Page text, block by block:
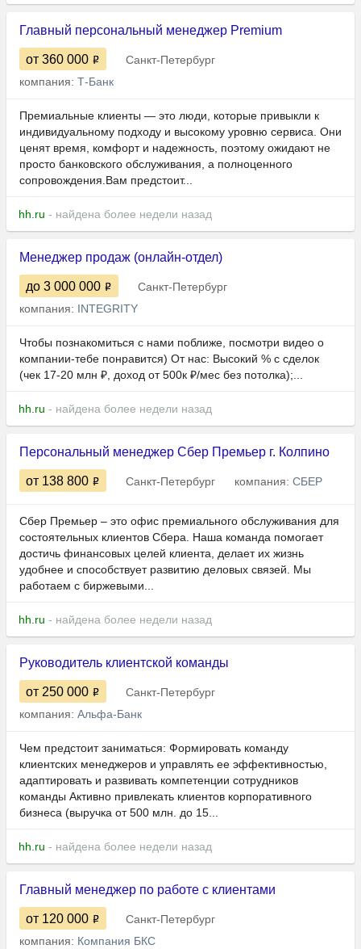
Главный персональный менеджер Premium
от 360 000
Санкт-Петербург
компания: Т-Банк
Премиальные клиенты — это люди, которые привыкли к
индивидуальному подходу и высокому уровню сервиса. Они
ценят время, комфорт и надежность, поэтому ожидают не
просто банковского обслуживания, а полноценного
сопровождения.Вам предстоит...
hh.ru - найдена более недели назад
Менеджер продаж (онлайн-отдел)
до 3 000 000
Санкт-Петербург
компания: INTEGRITY
Чтобы познакомиться с нами поближе, посмотри видео о
компании-тебе понравится) От нас: Высокий % с сделок
(чек 17-20 млн ₽, доход от 500к ₽/мес без потолка);...
hh.ru - найдена более недели назад
Персональный менеджер Сбер Премьер г. Колпино
от 138 800 Санкт-Петербург компания: СБЕР
Сбер Премьер – это офис премиального обслуживания для
состоятельных клиентов Сбера. Наша команда помогает
достичь финансовых целей клиента, делает их жизнь
удобнее и способствует развитию деловых связей. Мы
работаем с биржевыми...
hh.ru - найдена более недели назад
Руководитель клиентской команды
от 250 000
Санкт-Петербург
компания: Альфа-Банк
Чем предстоит заниматься: Формировать команду
клиентских менеджеров и управлять ее эффективностью,
адаптировать и развивать компетенции сотрудников
команды Активно привлекать клиентов корпоративного
бизнеса (выручка от 500 млн. до 15...
hh.ru - найдена более недели назад
Главный менеджер по работе с клиентами
от 120 000
Санкт-Петербург
компания: Компания БКС